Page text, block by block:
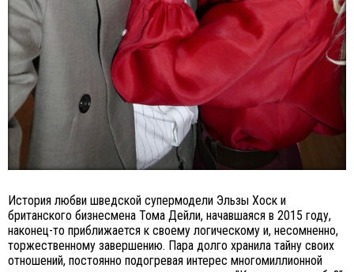
История любви шведской супермодели Эльзы Хоск и
британского бизнесмена Тома Дейли, начавшаяся в 2015 году,
наконец-то приближается к своему логическому и, несомненно,
торжественному завершению. Пара долго хранила тайну своих
отношений, постоянно подогревая интерес многомиллионной